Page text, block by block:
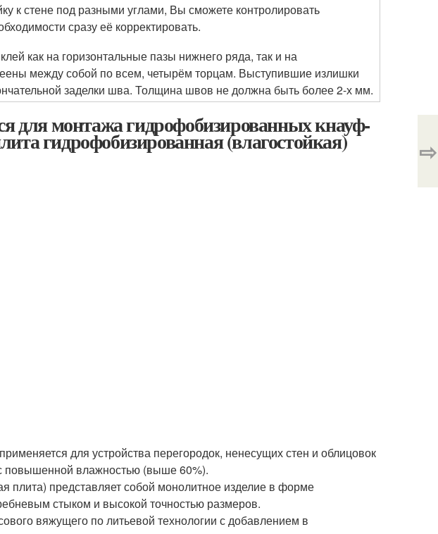
к стене под разными углами, Вы сможете контролировать
сразу её корректировать.
как на горизонтальные пазы нижнего ряда, так и на
между собой по всем, четырём торцам. Выступившие излишки
заделки шва. Толщина швов не должна быть более 2-х мм.
для монтажа гидрофобизированных кнауф-
гидрофобизированная (влагостойкая)
для устройства перегородок, ненесущих стен и облицовок
повышенной влажностью (выше 60%).
плита) представляет собой монолитное изделие в форме
стыком и высокой точностью размеров.
вяжущего по литьевой технологии с добавлением в
⇨